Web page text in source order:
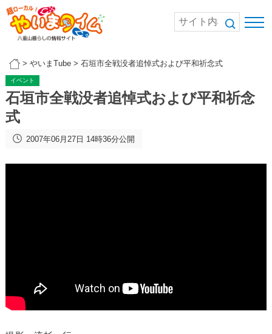
> やいまTube> 石垣市全戦没者追悼式および平和祈念式
イベント
石垣市全戦没者追悼式および平和祈念
式
2007年06月27日 14時36分公開